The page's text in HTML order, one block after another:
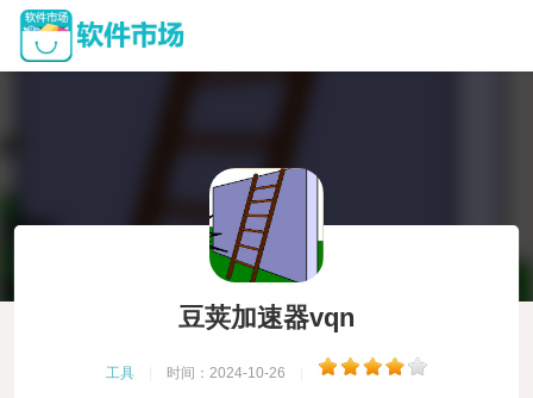
豆荚加速器vqn
工具 时间：2024-10-26